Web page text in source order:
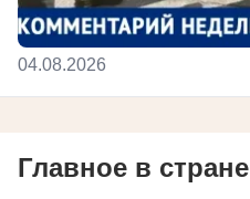
04.08.2026
Главное в стране